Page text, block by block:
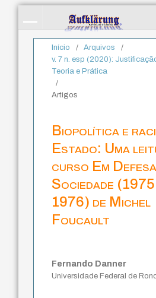
Início / Arquivos
/
v. 7 n. esp (2020):
Teoria e Prática
/
Artigos
Biopolítica e
Estado: Uma
curso Em
Sociedade
1976) de Michel
Foucault
Fernando Danner
Universidade Federal de